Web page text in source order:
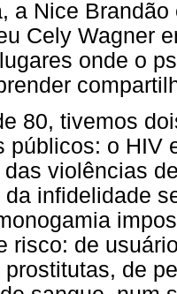
a Nice
Cely Wagner
onde o
80, tivemos
públicos: o HIV
violências
da infidelidade
risco: de
prostitutas, de